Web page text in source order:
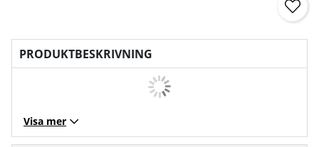
PRODUKTBESKRIVNING
Visa mer